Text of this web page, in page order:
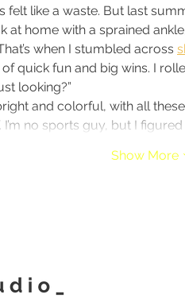
felt like a waste. But last
at home with a sprained
when I stumbled across
quick fun and big wins. I
looking?”
and colorful, with all
no sports guy, but I figured
Show More